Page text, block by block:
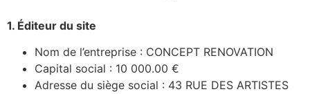
1. Éditeur du site
Nom de l’entreprise : CONCEPT RENOVATION
Capital social : 10 000.00 €
Adresse du siège social : 43 RUE DES ARTISTES